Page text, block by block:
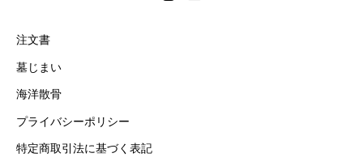
注文書
墓じまい
海洋散骨
プライバシーポリシー
特定商取引法に基づく表記